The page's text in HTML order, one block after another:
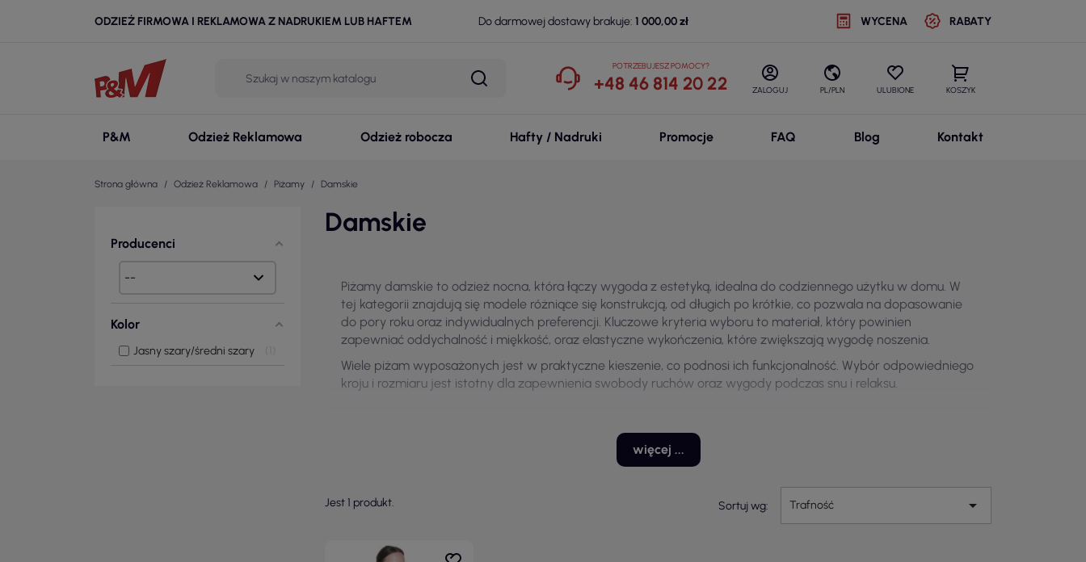
ODZIEŻ FIRMOWA I REKLAMOWA Z NADRUKIEM LUB HAFTEM Do darmowej dostawy brakuje: 1 000,00 zł WYCENA RABATY
POTRZEBUJESZ POMOCY?
+48 46 814 20 22 ZALOGUJ PL/PLN ULUBIONE KOSZYK
P&M Odzież Reklamowa Odzież robocza Hafty / Nadruki Promocje FAQ Blog Kontakt
Strona główna Odzież Reklamowa Piżamy Damskie
Producenci
Kolor
Jasny szary/średni szary
Damskie
Piżamy damskie to odzież nocna, która łączy wygoda z estetyką, idealna do codziennego użytku w domu. W
tej kategorii znajdują się modele różniące się konstrukcją, od długich po krótkie, co pozwala na dopasowanie
do pory roku oraz indywidualnych preferencji. Kluczowe kryteria wyboru to materiał, który powinien
zapewniać oddychalność i miękkość, oraz elastyczne wykończenia, które zwiększają wygodę noszenia.
Wiele piżam wyposażonych jest w praktyczne kieszenie, co podnosi ich funkcjonalność. Wybór odpowiedniego
kroju i rozmiaru jest istotny dla zapewnienia swobody ruchów oraz wygody podczas snu i relaksu.
więcej ...
Jest 1 produkt. Sortuj wg: Trafność 